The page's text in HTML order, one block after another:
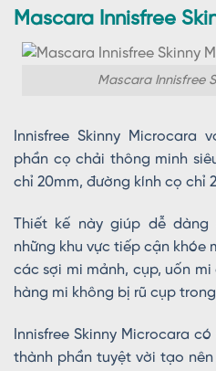
Mascara Innisfree
Mascara Innisfree
Innisfree Skinny Microcara
phần cọ chải thông minh
chỉ 20mm, đường kính cọ chỉ
Thiết kế này giúp dễ
những khu vực tiếp cận
các sợi mi mảnh, cụp, uốn
hàng mi không bị rũ cụp
Innisfree Skinny Microcara
thành phần tuyệt vời tạo